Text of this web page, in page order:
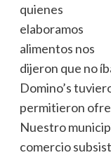
quienes
elaboramos
alimentos nos
dijeron que no
Domino’s
permitieron
Nuestro
comercio